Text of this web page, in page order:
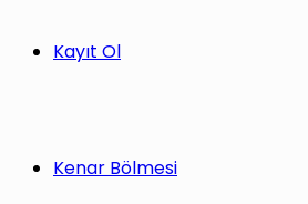
Kayıt Ol
Kenar Bölmesi